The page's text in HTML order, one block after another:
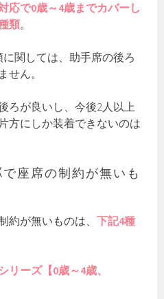
応で0歳～4歳までカバーし
類。
関しては、助手席の後ろ
せん。
ろが良いし、今後2人以上
方にしか装着できないのは
座席の制約が無いも
約が無いものは、下記4種
ーズ【0歳～4歳、